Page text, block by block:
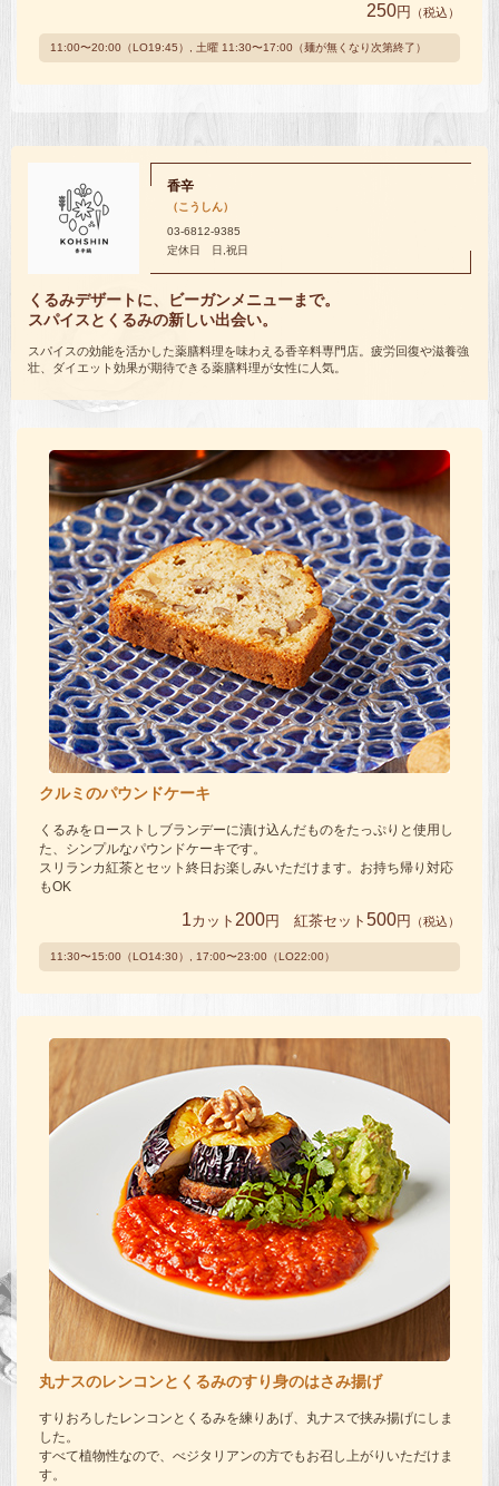
250円 （税込）
11:00〜20:00（LO19:45）, 土曜 11:30〜17:00（麺が無くなり次第終了）
香辛
（こうしん）
03-6812-9385
定休日 日,祝日
くるみデザートに、ビーガンメニューまで。
スパイスとくるみの新しい出会い。
スパイスの効能を活かした薬膳料理を味わえる香辛料専門店。疲労回復や滋養強
壮、ダイエット効果が期待できる薬膳料理が女性に人気。
クルミのパウンドケーキ
くるみをローストしブランデーに漬け込んだものをたっぷりと使用し
た、シンプルなパウンドケーキです。
スリランカ紅茶とセット終日お楽しみいただけます。お持ち帰り対応
もOK
1カット 200円 紅茶セット 500円 （税込）
11:30〜15:00（LO14:30）, 17:00〜23:00（LO22:00）
丸ナスのレンコンとくるみのすり身のはさみ揚げ
すりおろしたレンコンとくるみを練りあげ、丸ナスで挟み揚げにしま
した。
すべて植物性なので、べジタリアンの方でもお召し上がりいただけま
す。